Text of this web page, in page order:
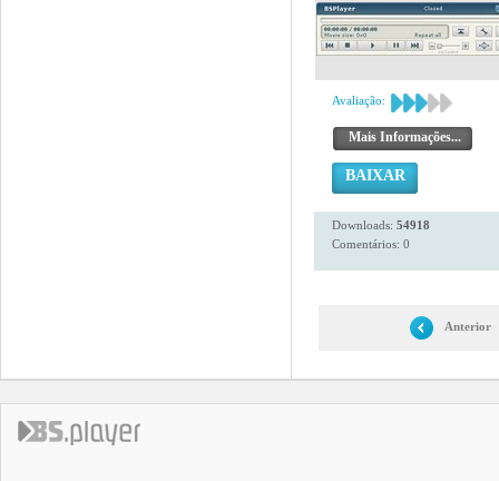
Avaliação:
Mais Informações...
BAIXAR
Downloads: 54918
Comentários: 0
Anterior